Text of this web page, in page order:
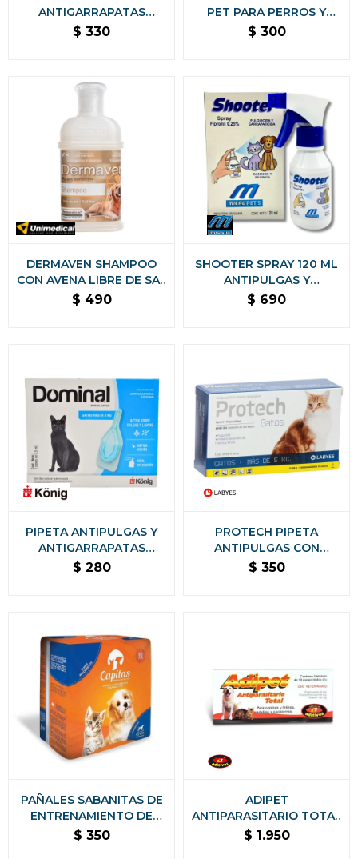
ANTIGARRAPATAS
DOMINAL MAX GATOS +
$ 330
PET PARA PERROS Y
GATOS PULGUICIDA Y
$ 300
DERMAVEN SHAMPOO
CON AVENA LIBRE DE SAL
PARA PIELES SENSIBLES
$ 490
SHOOTER SPRAY 120 ML
ANTIPULGAS Y
GARRAPATAS PARA
$ 690
PIPETA ANTIPULGAS Y
ANTIGARRAPATAS
DOMINAL GATOS KONIG -
$ 280
PROTECH PIPETA
ANTIPULGAS CON
ACCIÓN AMBIENTAL
$ 350
PAÑALES SABANITAS DE
ENTRENAMIENTO DE
MASCOTAS CAPITAS 10
$ 350
ADIPET
ANTIPARASITARIO TOTAL
50 COMPRIMIDOS
$ 1.950